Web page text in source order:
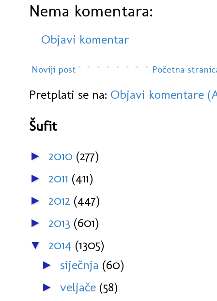
Nema komentara:
Objavi komentar
Noviji post Početna
Pretplati se na: Objavi komentare
Šufit
► 2010 (277)
► 2011 (411)
► 2012 (447)
► 2013 (601)
▼ 2014 (1305)
► siječnja (60)
► veljače (58)